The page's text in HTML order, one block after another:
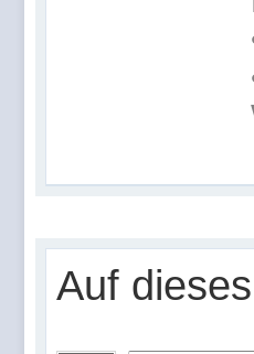
Auf